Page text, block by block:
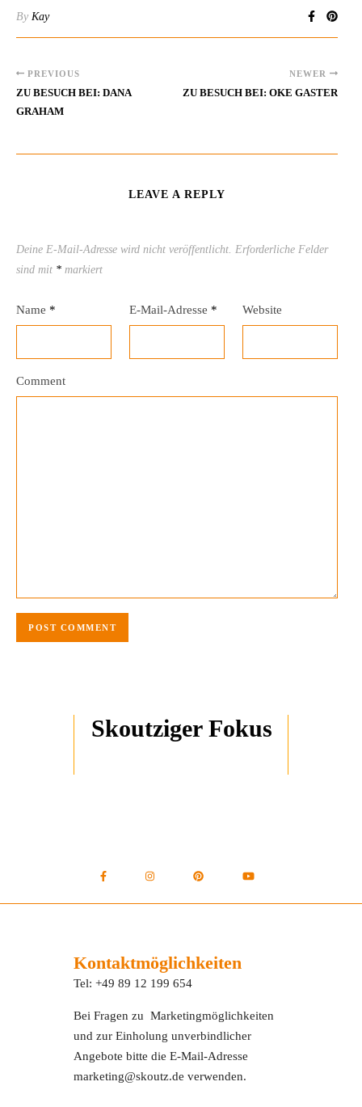
By Kay
PREVIOUS
ZU BESUCH BEI: DANA
GRAHAM
NEWER
ZU BESUCH BEI: OKE GASTER
LEAVE A REPLY
Deine E-Mail-Adresse wird nicht veröffentlicht. Erforderliche Felder
sind mit * markiert
Name * E-Mail-Adresse * Website
Comment
Skoutziger Fokus
Kontaktmöglichkeiten
Tel: +49 89 12 199 654
Bei Fragen zu Marketingmöglichkeiten
und zur Einholung unverbindlicher
Angebote bitte die E-Mail-Adresse
marketing@skoutz.de verwenden.